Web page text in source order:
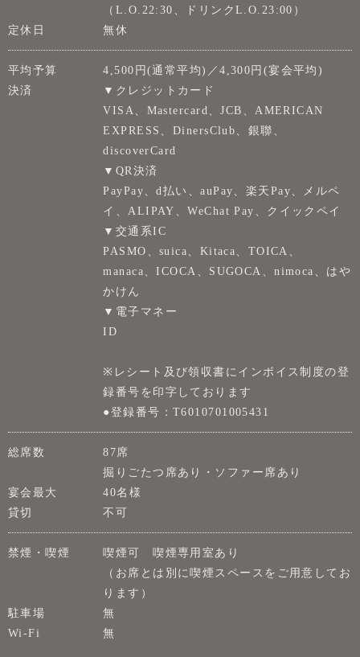
（L.O.22:30、ドリンクL.O.23:00）
定休日
無休
平均予算
4,500円(通常平均)／4,300円(宴会平均)
決済
▼クレジットカード
VISA、Mastercard、JCB、AMERICAN
EXPRESS、DinersClub、銀聯、
discoverCard
▼QR決済
PayPay、d払い、auPay、楽天Pay、メルペ
イ、ALIPAY、WeChat Pay、クイックペイ
▼交通系IC
PASMO、suica、Kitaca、TOICA、
manaca、ICOCA、SUGOCA、nimoca、はや
かけん
▼電子マネー
ID
※レシート及び領収書にインボイス制度の登
録番号を印字しております
●登録番号：T6010701005431
総席数
87席
掘りごたつ席あり・ソファー席あり
宴会最大
40名様
貸切
不可
禁煙・喫煙
喫煙可 喫煙専用室あり
（お席とは別に喫煙スペースをご用意してお
ります）
駐車場
無
Wi-Fi
無